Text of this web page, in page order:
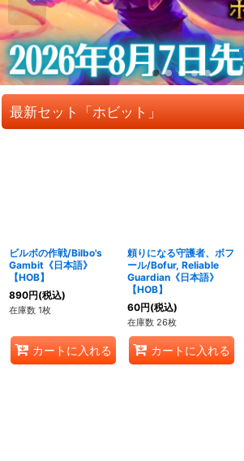
最新セット「ホビット」
ビルボの作戦/Bilbo's
Gambit《日本語》
【HOB】
890円(税込)
在庫数 1枚
カートに入れる
頼りになる守護者、ボフ
ール/Bofur, Reliable
Guardian《日本語》
【HOB】
60円(税込)
在庫数 26枚
カートに入れる